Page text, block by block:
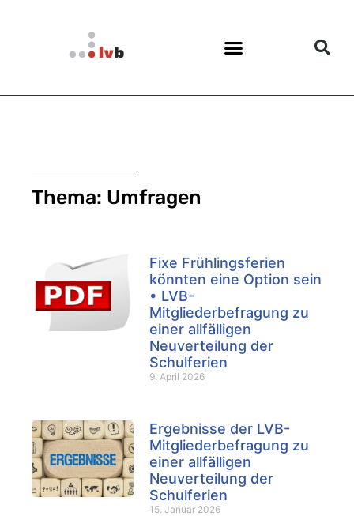
Thema: Umfragen
Fixe Frühlingsferien
könnten eine Option sein
• LVB-
Mitgliederbefragung zu
einer allfälligen
Neuverteilung der
Schulferien
9. April 2026
Ergebnisse der LVB-
Mitgliederbefragung zu
einer allfälligen
Neuverteilung der
Schulferien
15. Januar 2026